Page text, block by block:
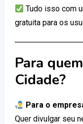
Tudo isso com
gratuita para os
Para
Cidade?
Para o
Quer divulgar seu